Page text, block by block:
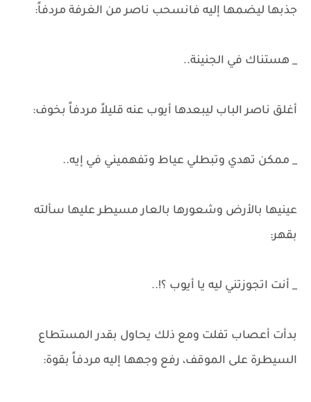
جذبها ليضمها إليه فانسحب ناصر من الغرفة مردفاً:
_ هستناك في الجنينة..
أغلق ناصر الباب ليبعدها أيوب عنه قليلاً مردفاً بخوف:
_ ممكن تهدي وتبطلي عياط وتفهميني في إيه..
عينيها بالأرض وشعورها بالعار مسيطر عليها سألته
بقهر:
_ أنت اتجوزتني ليه يا أيوب ؟!..
بدأت أعصاب تفلت ومع ذلك يحاول بقدر المستطاع
السيطرة على الموقف، رفع وجهها إليه مردفاً بقوة: